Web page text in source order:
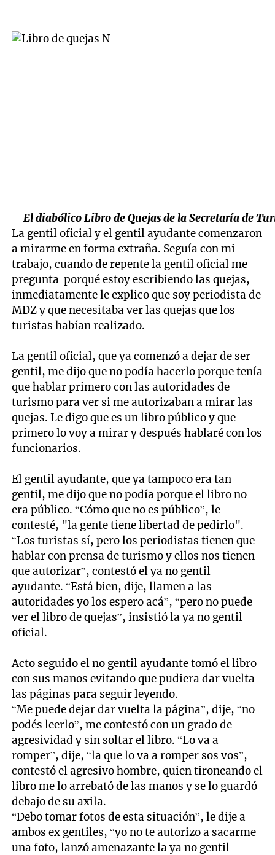
El diabólico Libro de Quejas de la Secretaría de
La gentil oficial y el gentil ayudante comenzaron
a mirarme en forma extraña. Seguía con mi
trabajo, cuando de repente la gentil oficial me
pregunta porqué estoy escribiendo las quejas,
inmediatamente le explico que soy periodista de
MDZ y que necesitaba ver las quejas que los
turistas habían realizado.
La gentil oficial, que ya comenzó a dejar de ser
gentil, me dijo que no podía hacerlo porque tenía
que hablar primero con las autoridades de
turismo para ver si me autorizaban a mirar las
quejas. Le digo que es un libro público y que
primero lo voy a mirar y después hablaré con los
funcionarios.
El gentil ayudante, que ya tampoco era tan
gentil, me dijo que no podía porque el libro no
era público. “Cómo que no es público”, le
contesté, "la gente tiene libertad de pedirlo".
“Los turistas sí, pero los periodistas tienen que
hablar con prensa de turismo y ellos nos tienen
que autorizar”, contestó el ya no gentil
ayudante. “Está bien, dije, llamen a las
autoridades yo los espero acá”, “pero no puede
ver el libro de quejas”, insistió la ya no gentil
oficial.
Acto seguido el no gentil ayudante tomó el libro
con sus manos evitando que pudiera dar vuelta
las páginas para seguir leyendo.
“Me puede dejar dar vuelta la página”, dije, “no
podés leerlo”, me contestó con un grado de
agresividad y sin soltar el libro. “Lo va a
romper”, dije, “la que lo va a romper sos vos”,
contestó el agresivo hombre, quien tironeando el
libro me lo arrebató de las manos y se lo guardó
debajo de su axila.
“Debo tomar fotos de esta situación”, le dije a
ambos ex gentiles, “yo no te autorizo a sacarme
una foto, lanzó amenazante la ya no gentil